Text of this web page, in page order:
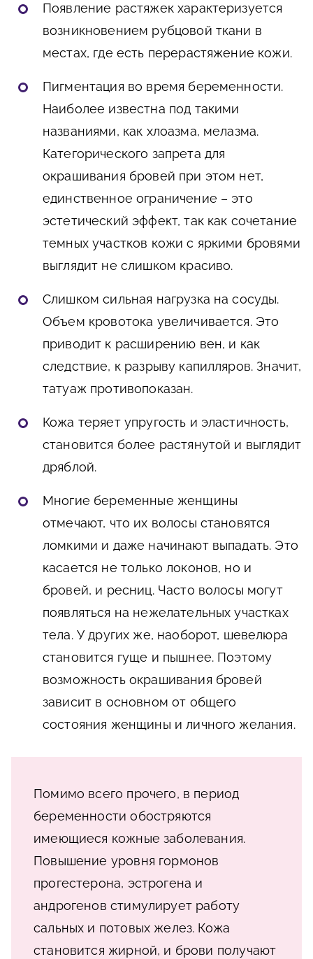
Появление растяжек характеризуется
возникновением рубцовой ткани в
местах, где есть перерастяжение кожи.
Пигментация во время беременности.
Наиболее известна под такими
названиями, как хлоазма, мелазма.
Категорического запрета для
окрашивания бровей при этом нет,
единственное ограничение – это
эстетический эффект, так как сочетание
темных участков кожи с яркими бровями
выглядит не слишком красиво.
Слишком сильная нагрузка на сосуды.
Объем кровотока увеличивается. Это
приводит к расширению вен, и как
следствие, к разрыву капилляров. Значит,
татуаж противопоказан.
Кожа теряет упругость и эластичность,
становится более растянутой и выглядит
дряблой.
Многие беременные женщины
отмечают, что их волосы становятся
ломкими и даже начинают выпадать. Это
касается не только локонов, но и
бровей, и ресниц. Часто волосы могут
появляться на нежелательных участках
тела. У других же, наоборот, шевелюра
становится гуще и пышнее. Поэтому
возможность окрашивания бровей
зависит в основном от общего
состояния женщины и личного желания.
Помимо всего прочего, в период
беременности обостряются
имеющиеся кожные заболевания.
Повышение уровня гормонов
прогестерона, эстрогена и
андрогенов стимулирует работу
сальных и потовых желез. Кожа
становится жирной, и брови получают